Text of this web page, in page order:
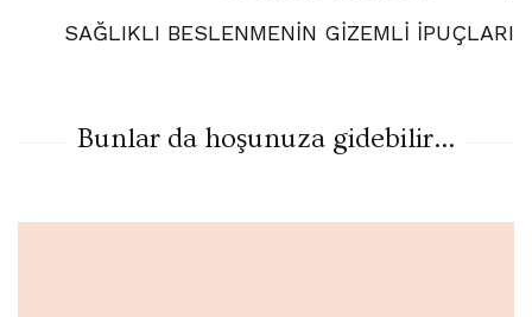
SAĞLIKLI BESLENMENİN GİZEMLİ İPUÇLARI
Bunlar da hoşunuza gidebilir...